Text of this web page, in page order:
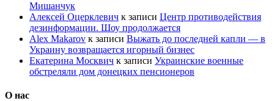
Мишанчук
Алексей Оцерклевич к записи Центр противодействия
дезинформации. Шоу продолжается
Alex Makarov к записи Выжать до последней капли — в
Украину возвращается игорный бизнес
Екатерина Москвич к записи Украинские военные
обстреляли дом донецких пенсионеров
О нас